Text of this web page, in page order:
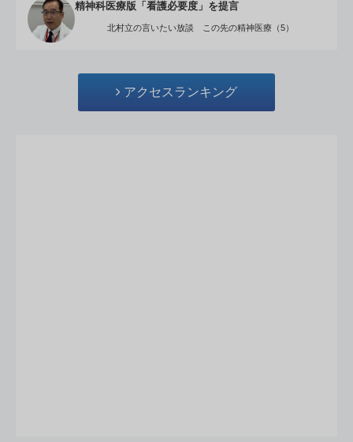
精神科医療版「看護必要度」を提言
北村立の言いたい放談 この先の精神医療（5）
アクセスランキング